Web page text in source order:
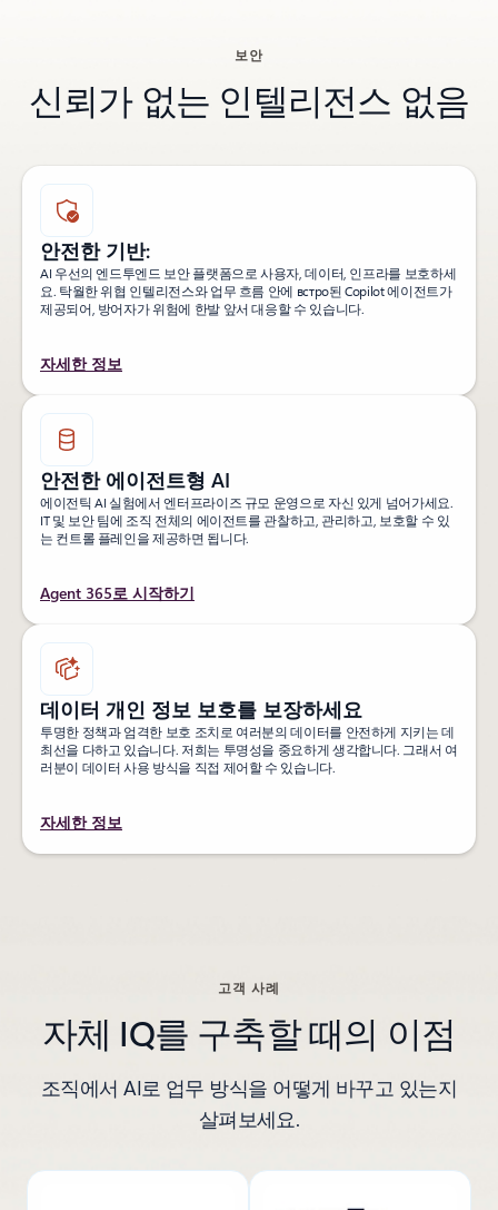
보안
신뢰가 없는 인텔리전스 없음
안전한 기반:
AI 우선의 엔드투엔드 보안 플랫폼으로 사용자, 데이터, 인프라를 보호하세
요. 탁월한 위협 인텔리전스와 업무 흐름 안에 встро된 Copilot 에이전트가
제공되어, 방어자가 위험에 한발 앞서 대응할 수 있습니다.
자세한 정보
안전한 에이전트형 AI
에이전틱 AI 실험에서 엔터프라이즈 규모 운영으로 자신 있게 넘어가세요.
IT 및 보안 팀에 조직 전체의 에이전트를 관찰하고, 관리하고, 보호할 수 있
는 컨트롤 플레인을 제공하면 됩니다.
Agent 365로 시작하기
데이터 개인 정보 보호를 보장하세요
투명한 정책과 엄격한 보호 조치로 여러분의 데이터를 안전하게 지키는 데
최선을 다하고 있습니다. 저희는 투명성을 중요하게 생각합니다. 그래서 여
러분이 데이터 사용 방식을 직접 제어할 수 있습니다.
자세한 정보
고객 사례
자체 IQ를 구축할 때의 이점
조직에서 AI로 업무 방식을 어떻게 바꾸고 있는지
살펴보세요.